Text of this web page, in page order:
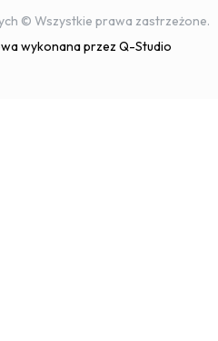
© Wszystkie prawa zastrzeżone.
wykonana przez Q-Studio